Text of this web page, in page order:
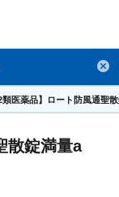
熱中症対策
マセプトRX
検索
2類医薬品】ロート防風通聖
散錠満量a